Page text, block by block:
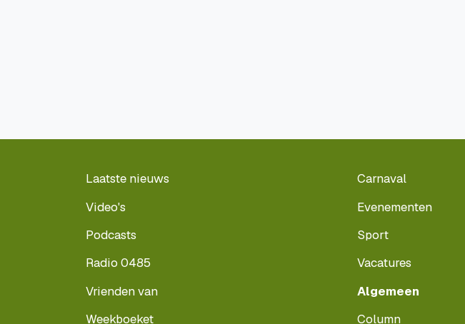
Laatste nieuws
Video's
Podcasts
Radio 0485
Vrienden van
Weekboeket
Carnaval
Evenementen
Sport
Vacatures
Algemeen
Column